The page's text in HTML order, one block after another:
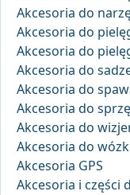
Akcesoria do
Akcesoria do
Akcesoria do
Akcesoria do
Akcesoria do
Akcesoria do
Akcesoria do
Akcesoria do
Akcesoria GPS
Akcesoria i części